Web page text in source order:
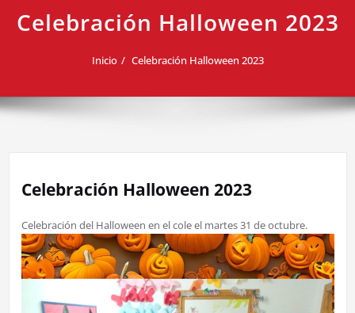
Celebración Halloween 2023
Inicio Celebración Halloween 2023
Celebración Halloween 2023
Celebración del Halloween en el cole el martes 31 de octubre.